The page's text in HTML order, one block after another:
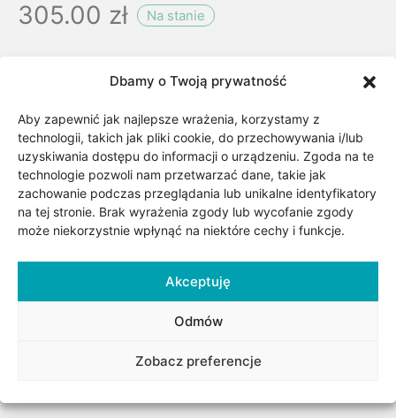
Dbamy o Twoją prywatność
Aby zapewnić jak najlepsze wrażenia, korzystamy z
technologii, takich jak pliki cookie, do przechowywania i/lub
uzyskiwania dostępu do informacji o urządzeniu. Zgoda na te
technologie pozwoli nam przetwarzać dane, takie jak
zachowanie podczas przeglądania lub unikalne identyfikatory
na tej stronie. Brak wyrażenia zgody lub wycofanie zgody
może niekorzystnie wpłynąć na niektóre cechy i funkcje.
Akceptuję
Odmów
Zobacz preferencje
305.00 zł Na stanie
Dodaj do koszyka
Dodaj do listy życzeń
Dla niego, Dla niej
Okazje, Srebro, Surowiec/kruszec, Urodziny/Imieniny,